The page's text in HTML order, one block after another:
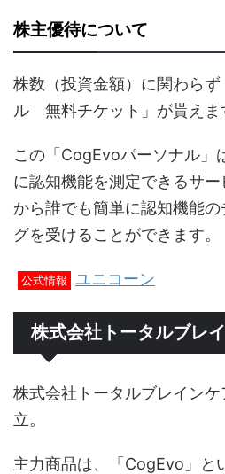
株主優待について
株数（投資金額）に関わら
ル 無料チケット」が貰えま
この「CogEvoパーソナル」
に認知機能を測定できるサ
から誰でも簡単に認知機能
グを受けることができます。
公式情報 ユニコーン
株式会社トータルブレ
株式会社トータルブレイン
立。
主力商品は、「CogEvo」と